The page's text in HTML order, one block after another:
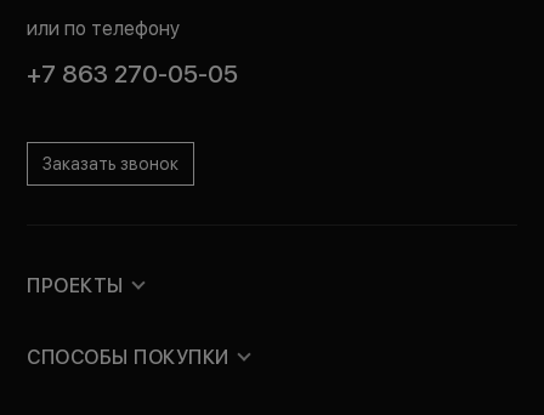
или по телефону
+7 863 270-05-05
Заказать звонок
ПРОЕКТЫ
СПОСОБЫ ПОКУПКИ